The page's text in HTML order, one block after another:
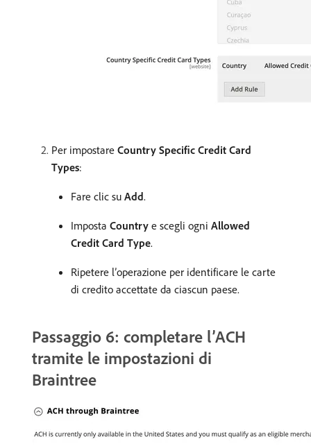
Per impostare Country Specific Credit Card
Types:
Fare clic su Add.
Imposta Country e scegli ogni Allowed
Credit Card Type.
Ripetere l’operazione per identificare le carte
di credito accettate da ciascun paese.
Passaggio 6: completare l’ACH
tramite le impostazioni di
Braintree